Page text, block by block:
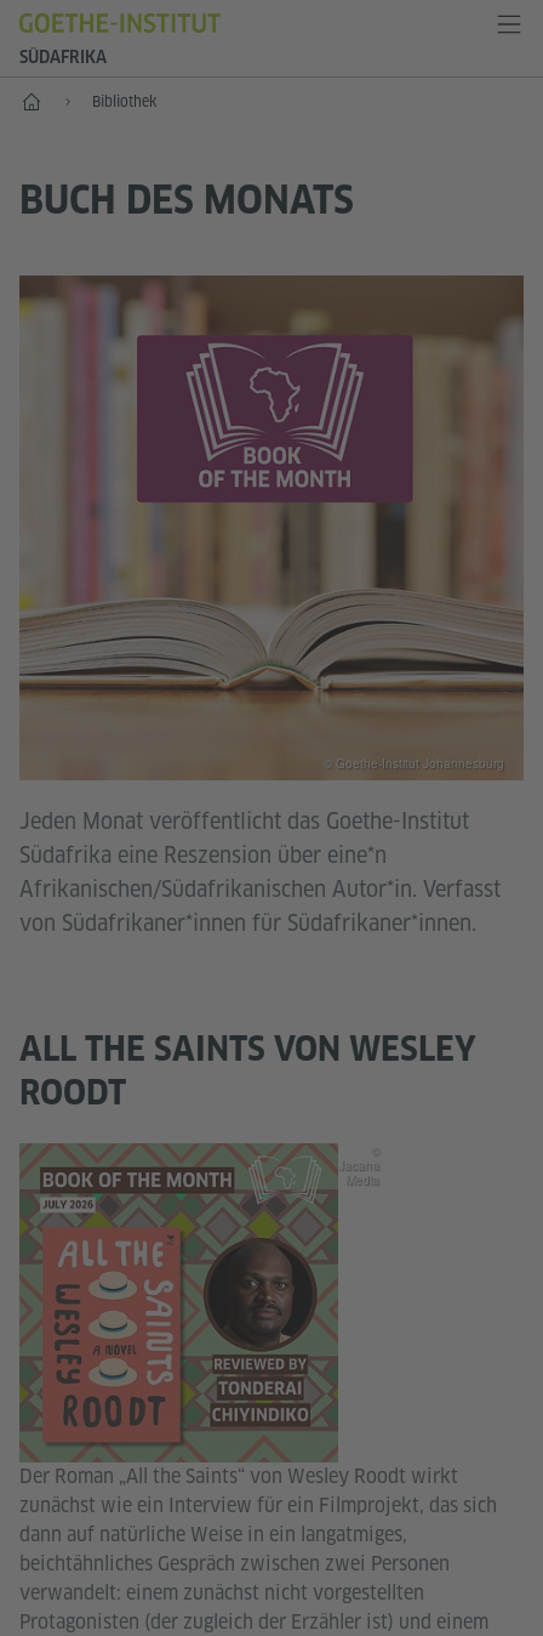
SÜDAFRIKA
Start Bibliothek
BUCH DES MONATS
Jeden Monat veröffentlicht das Goethe-Institut
Südafrika eine Reszension über eine*n
Afrikanischen/Südafrikanischen Autor*in. Verfasst
von Südafrikaner*innen für Südafrikaner*innen.
© Goethe-Institut Johannesburg
ALL THE SAINTS VON WESLEY
ROODT
Jacana
Media
Der Roman „All the Saints“ von Wesley Roodt wirkt
zunächst wie ein Interview für ein Filmprojekt, das sich
dann auf natürliche Weise in ein langatmiges,
beichtähnliches Gespräch zwischen zwei Personen
verwandelt: einem zunächst nicht vorgestellten
Protagonisten (der zugleich der Erzähler ist) und einem